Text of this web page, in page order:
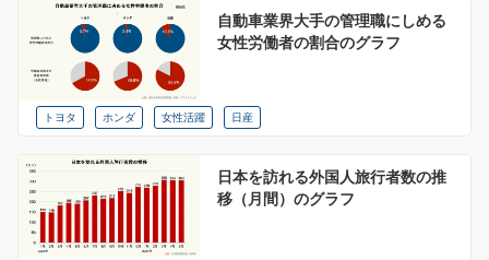
自動車業界大手の管理職にしめる
女性労働者の割合のグラフ
トヨタ ホンダ 女性活躍 日産
日本を訪れる外国人旅行者数の推
移（月間）のグラフ